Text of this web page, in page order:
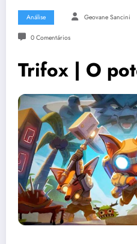
Análise Geovane Sancini
0 Comentários
Trifox | O